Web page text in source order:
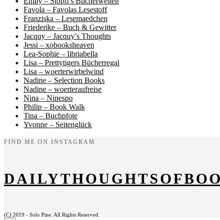
Favola – Favolas Lesestoff
Franziska – Lesemaedchen
Friederike – Buch & Gewitter
Jacquy – Jacquy’s Thoughts
Jessi – xobooksheaven
Lea-Sophie – libriabella
Lisa – Prettytigers Bücherregal
Lisa – woerterwirbelwind
Nadine – Selection Books
Nadine – woerteraufreise
Nina – Ninespo
Philip – Book Walk
Tina – Buchpfote
Yvonne – Seitenglück
FIND ME ON INSTAGRAM
(C) 2019 - Solo Pine. All Rights Reserved.